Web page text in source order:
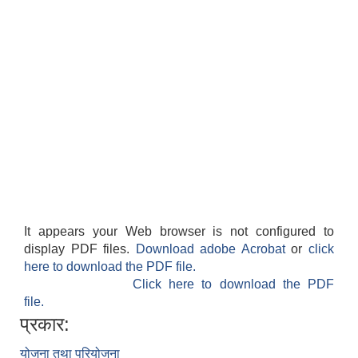
It appears your Web browser is not configured to
display PDF files.
Download adobe Acrobatorclick
here to download the PDF file.
Click here to download the PDF
file.
प्रकार:
योजना तथा परियोजना